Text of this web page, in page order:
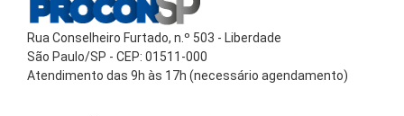
Rua Conselheiro Furtado, n.º 503 - Liberdade
São Paulo/SP - CEP: 01511-000
Atendimento das 9h às 17h (necessário agendamento)